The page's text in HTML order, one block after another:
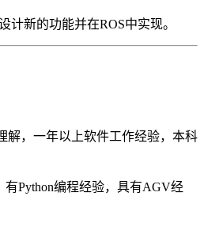
计新的功能并在ROS中实现。
解，一年以上软件工作经验，本科
有Python编程经验，具有AGV经